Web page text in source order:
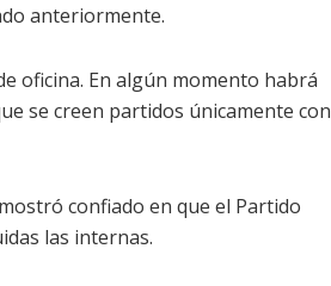
anteriormente.
oficina. En algún momento habrá
se creen partidos únicamente con
confiado en que el Partido
las internas.